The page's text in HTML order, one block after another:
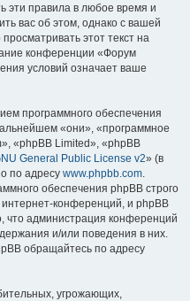
эти правила в любое время и
вас об этом, однако с вашей
этот текст на
конференции «Форум
условий означает ваше
программного обеспечения
«они», «программное
«phpBB Limited», «phpBB
General Public License v2» (в
по адресу www.phpbb.com.
обеспечения phpBB строго
конференций, и phpBB
что администрация конференций
и/или поведения в них.
обращайтесь по адресу
угрожающих,